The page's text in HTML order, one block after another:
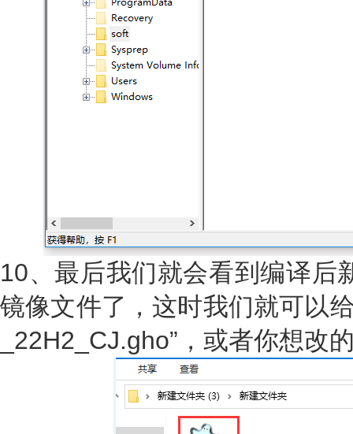
10、最后我们就会看到编译后
镜像文件了，这时我们就可以
_22H2_CJ.gho”，或者你想改